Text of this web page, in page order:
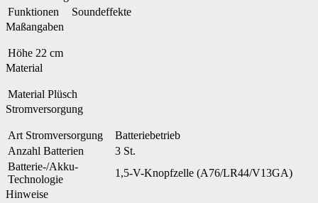
Funktionen
Soundeffekte
Maßangaben
Höhe 22 cm
Material
Material Plüsch
Stromversorgung
Art Stromversorgung
Batteriebetrieb
Anzahl Batterien
3 St.
Batterie-/Akku-
Technologie
1,5-V-Knopfzelle (A76/LR44/V13GA)
Hinweise